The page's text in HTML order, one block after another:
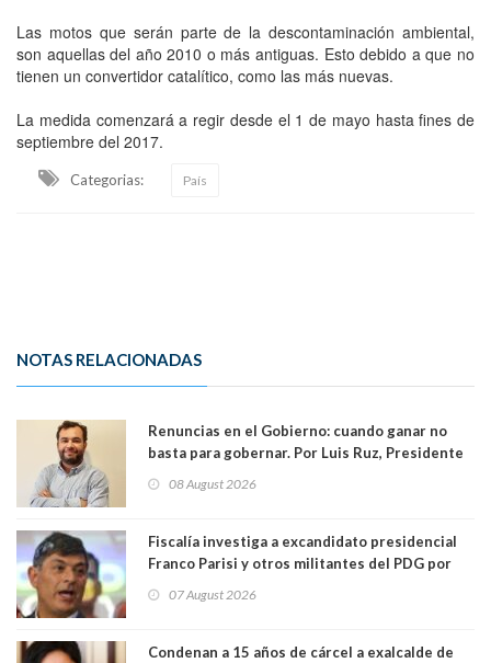
Las motos que serán parte de la descontaminación ambiental,
son aquellas del año 2010 o más antiguas. Esto debido a que no
tienen un convertidor catalítico, como las más nuevas.
La medida comenzará a regir desde el 1 de mayo hasta fines de
septiembre del 2017.
Categorias: País
NOTAS RELACIONADAS
Renuncias en el Gobierno: cuando ganar no
basta para gobernar. Por Luis Ruz, Presidente
08 August 2026
Fiscalía investiga a excandidato presidencial
Franco Parisi y otros militantes del PDG por
07 August 2026
Condenan a 15 años de cárcel a exalcalde de